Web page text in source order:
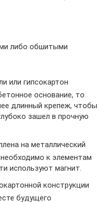
либо обшитыми
или гипсокартон
основание, то
длинный крепеж, чтобы
зашел в прочную
на металлический
к элементам
используют магнит.
конструкции
будущего